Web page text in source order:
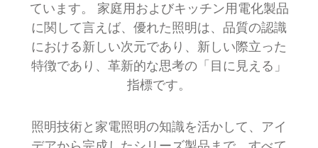
ています。 家庭用およびキッチン用電化製品
に関して言えば、優れた照明は、品質の認識
における新しい次元であり、新しい際立った
特徴であり、革新的な思考の「目に見える」
指標です。
照明技術と家電照明の知識を活かして、アイ